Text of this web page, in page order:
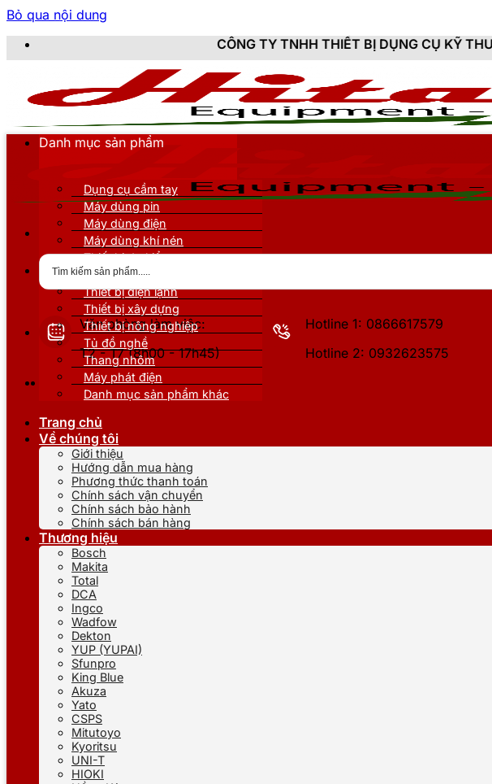
Bỏ qua nội dung
CÔNG TY TNHH THIẾT BỊ DỤNG CỤ KỸ THUẬT HITAMI -
Văn phòng làm việc:
T2 - T7 (8h00 - 17h45)
Hotline 1: 0866617579
Hotline 2: 0932623575
Danh mục sản phẩm
Dụng cụ cầm tay
Máy dùng pin
Máy dùng điện
Máy dùng khí nén
Thiết bị đo kiểm
Thiết bị nâng đỡ
Thiết bị điện lạnh
Thiết bị xây dựng
Thiết bị nông nghiệp
Tủ đồ nghề
Thang nhôm
Máy phát điện
Danh mục sản phẩm khác
Trang chủ
Về chúng tôi
Giới thiệu
Hướng dẫn mua hàng
Phương thức thanh toán
Chính sách vận chuyển
Chính sách bảo hành
Chính sách bán hàng
Thương hiệu
Bosch
Makita
Total
DCA
Ingco
Wadfow
Dekton
YUP (YUPAI)
Sfunpro
King Blue
Akuza
Yato
CSPS
Mitutoyo
Kyoritsu
UNI-T
HIOKI